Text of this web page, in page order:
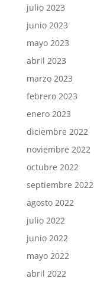
julio 2023
junio 2023
mayo 2023
abril 2023
marzo 2023
febrero 2023
enero 2023
diciembre 2022
noviembre 2022
octubre 2022
septiembre 2022
agosto 2022
julio 2022
junio 2022
mayo 2022
abril 2022